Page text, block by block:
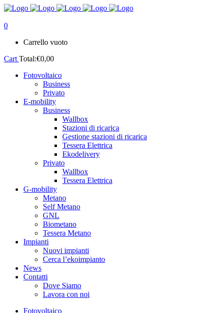
0
Carrello vuoto
Cart Total:€0,00
Fotovoltaico
Business
Privato
E-mobility
Business
Wallbox
Stazioni di ricarica
Gestione stazioni di ricarica
Tessera Elettrica
Ekodelivery
Privato
Wallbox
Tessera Elettrica
G-mobility
Metano
Self Metano
GNL
Biometano
Tessera Metano
Impianti
Nuovi impianti
Cerca l’ekoimpianto
News
Contatti
Dove Siamo
Lavora con noi
Fotovoltaico